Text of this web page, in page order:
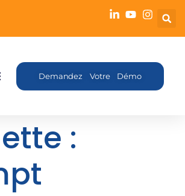
Demandez Votre Démo
: